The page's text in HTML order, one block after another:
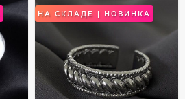
НА СКЛАДЕ | НОВИНКА